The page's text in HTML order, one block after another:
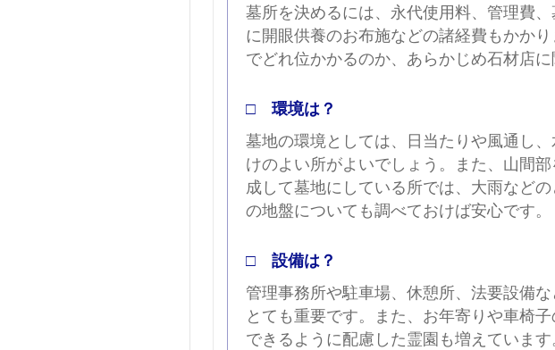
墓所を決めるには、永代使用料、管理費
に開眼供養のお布施などの諸経費もかか
でどれ位かかるのか、あらかじめ石材店に
□ 環境は？
墓地の環境としては、日当たりや風通し、
けのよい所がよいでしょう。また、山間部
成して墓地にしている所では、大雨などの
の地盤についても調べておけば安心です。
□ 設備は？
管理事務所や駐車場、休憩所、法要設備
とても重要です。また、お年寄りや車椅
できるように配慮した霊園も増えています